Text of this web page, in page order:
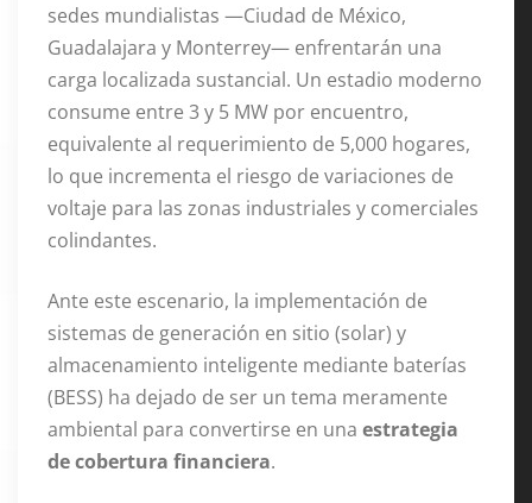
sedes mundialistas —Ciudad de México,
Guadalajara y Monterrey— enfrentarán una
carga localizada sustancial. Un estadio moderno
consume entre 3 y 5 MW por encuentro,
equivalente al requerimiento de 5,000 hogares,
lo que incrementa el riesgo de variaciones de
voltaje para las zonas industriales y comerciales
colindantes.
Ante este escenario, la implementación de
sistemas de generación en sitio (solar) y
almacenamiento inteligente mediante baterías
(BESS) ha dejado de ser un tema meramente
ambiental para convertirse en una estrategia
de cobertura financiera.